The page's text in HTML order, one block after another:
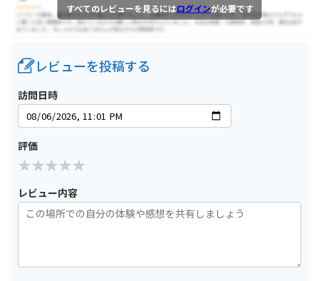
すべてのレビューを見るにはログインが必要です
レビューを投稿する
訪問日時
評価
レビュー内容